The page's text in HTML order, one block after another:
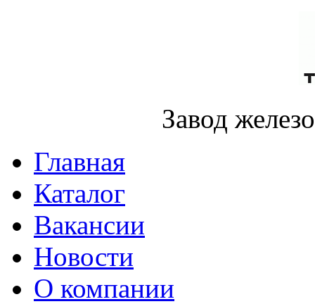
Завод
Главная
Каталог
Вакансии
Новости
О компании